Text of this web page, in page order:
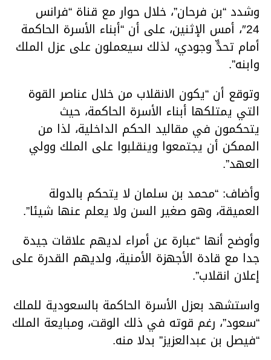
وشدد “بن فرحان”، خلال حوار مع قناة “فرانس
24″، أمس الإثنين، على أن “أبناء الأسرة الحاكمة
أمام تحدٍّ وجودي، لذلك سيعملون على عزل الملك
وابنه”.
وتوقع أن “يكون الانقلاب من خلال عناصر القوة
التي يمتلكها أبناء الأسرة الحاكمة، حيث
يتحكمون في مقاليد الحكم الداخلية، لذا من
الممكن أن يجتمعوا وينقلبوا على الملك وولي
العهد”.
وأضاف: “محمد بن سلمان لا يتحكم بالدولة
العميقة، وهو صغير السن ولا يعلم عنها شيئا”.
وأوضح أنها “عبارة عن أمراء لديهم علاقات جيدة
جدا مع قادة الأجهزة الأمنية، ولديهم القدرة على
إعلان انقلاب”.
واستشهد بعزل الأسرة الحاكمة بالسعودية للملك
“سعود”، رغم قوته في ذلك الوقت، ومبايعة الملك
“فيصل بن عبدالعزيز” بدلا منه.